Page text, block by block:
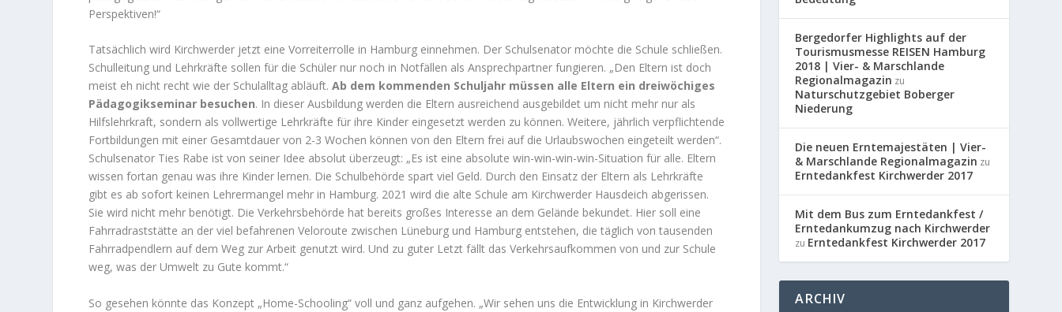
Perspektiven!“
Tatsächlich wird Kirchwerder jetzt eine Vorreiterrolle in Hamburg einnehmen. Der Schulsenator möchte die Schule schließen.
Schulleitung und Lehrkräfte sollen für die Schüler nur noch in Notfällen als Ansprechpartner fungieren. „Den Eltern ist doch
meist eh nicht recht wie der Schulalltag abläuft. Ab dem kommenden Schuljahr müssen alle Eltern ein dreiwöchiges
Pädagogikseminar besuchen. In dieser Ausbildung werden die Eltern ausreichend ausgebildet um nicht mehr nur als
Hilfslehrkraft, sondern als vollwertige Lehrkräfte für ihre Kinder eingesetzt werden zu können. Weitere, jährlich verpflichtende
Fortbildungen mit einer Gesamtdauer von 2-3 Wochen können von den Eltern frei auf die Urlaubswochen eingeteilt werden“.
Schulsenator Ties Rabe ist von seiner Idee absolut überzeugt: „Es ist eine absolute win-win-win-win-Situation für alle. Eltern
wissen fortan genau was ihre Kinder lernen. Die Schulbehörde spart viel Geld. Durch den Einsatz der Eltern als Lehrkräfte
gibt es ab sofort keinen Lehrermangel mehr in Hamburg. 2021 wird die alte Schule am Kirchwerder Hausdeich abgerissen.
Sie wird nicht mehr benötigt. Die Verkehrsbehörde hat bereits großes Interesse an dem Gelände bekundet. Hier soll eine
Fahrradraststätte an der viel befahrenen Veloroute zwischen Lüneburg und Hamburg entstehen, die täglich von tausenden
Fahrradpendlern auf dem Weg zur Arbeit genutzt wird. Und zu guter Letzt fällt das Verkehrsaufkommen von und zur Schule
weg, was der Umwelt zu Gute kommt.“
So gesehen könnte das Konzept „Home-Schooling“ voll und ganz aufgehen. „Wir sehen uns die Entwicklung in Kirchwerder
Bergedorfer Highlights auf der
Tourismusmesse REISEN Hamburg
2018 | Vier- & Marschlande
Regionalmagazin zu
Naturschutzgebiet Boberger
Niederung
Die neuen Erntemajestäten | Vier-
& Marschlande Regionalmagazin zu
Erntedankfest Kirchwerder 2017
Mit dem Bus zum Erntedankfest /
Erntedankumzug nach Kirchwerder
zu Erntedankfest Kirchwerder 2017
ARCHIV